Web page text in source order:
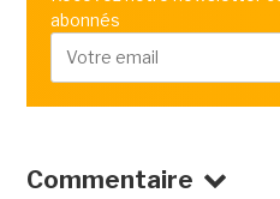
abonnés
Commentaire